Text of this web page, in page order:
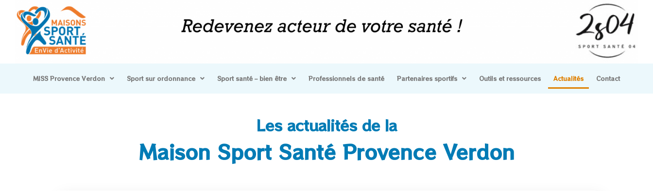
MISS Provence Verdon Sport sur ordonnance Sport santé – bien être Professionnels de santé Partenaires sportifs Outils et ressources Actualités Contact
Les actualités de la
Maison Sport Santé Provence Verdon